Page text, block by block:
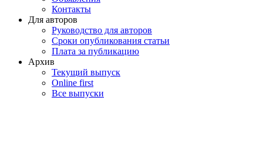
Контакты
Для авторов
Руководство для авторов
Сроки опубликования статьи
Плата за публикацию
Архив
Текущий выпуск
Online first
Все выпуски